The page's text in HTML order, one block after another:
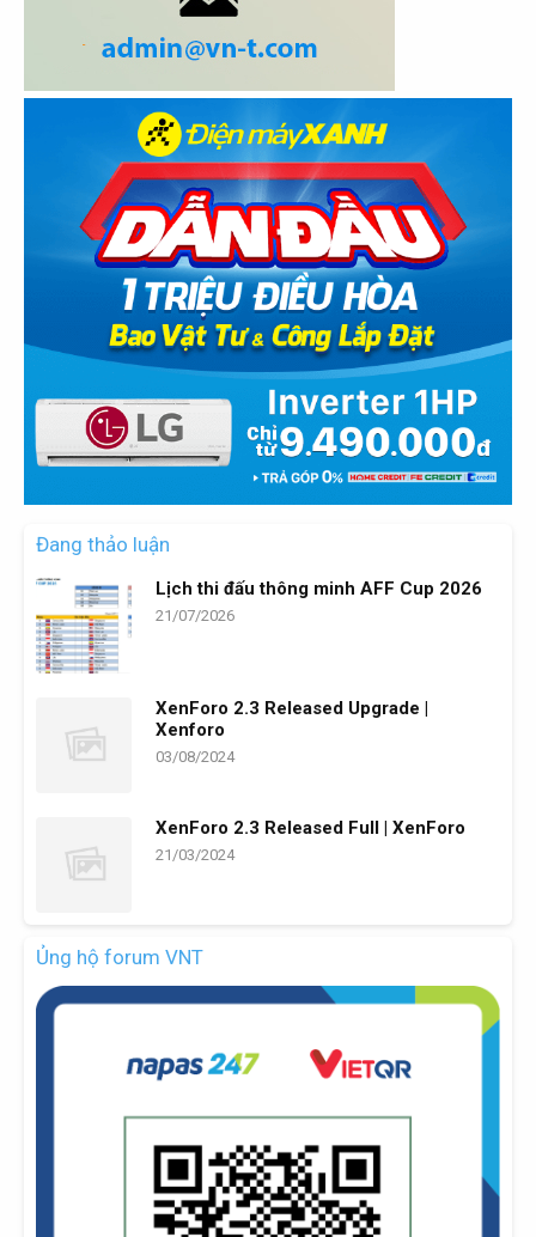
Đang thảo luận
Lịch thi đấu thông minh AFF Cup 2026
21/07/2026
XenForo 2.3 Released Upgrade |
Xenforo
03/08/2024
XenForo 2.3 Released Full | XenForo
21/03/2024
Ủng hộ forum VNT